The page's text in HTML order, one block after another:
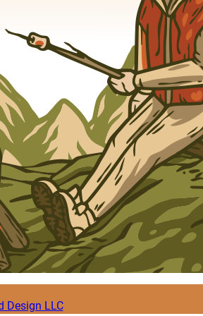
Design LLC